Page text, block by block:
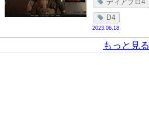
ディアブロ4
D4
2023.06.18
もっと見る